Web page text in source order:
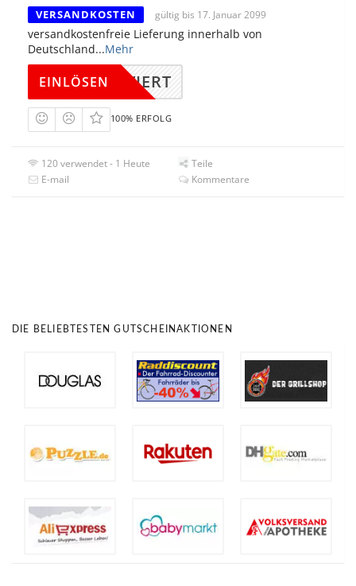
VERSANDKOSTEN gültig bis 17. Januar 2099
versandkostenfreie Lieferung innerhalb von
Deutschland...Mehr
KTIVIERT
EINLÖSEN
100% ERFOLG
120 verwendet - 1 Heute
Teile
E-mail
Kommentare
DIE BELIEBTESTEN GUTSCHEINAKTIONEN